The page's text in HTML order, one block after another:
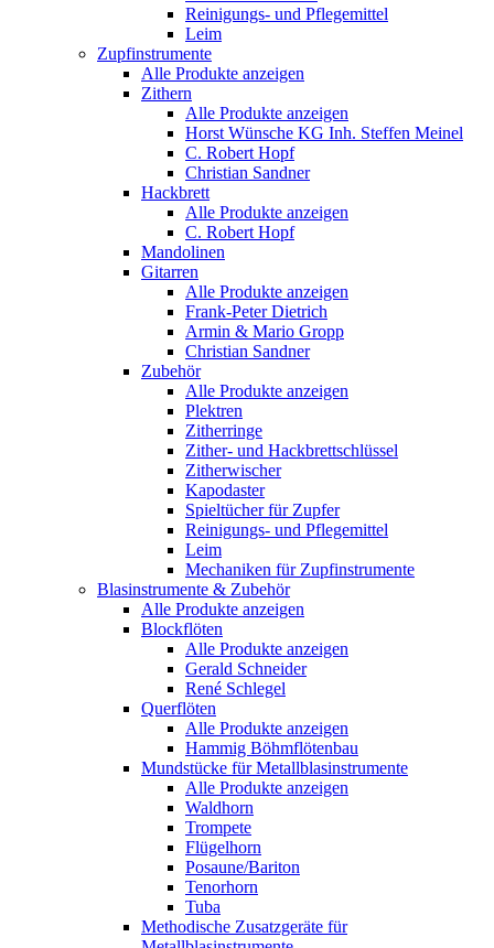
Reinigungs- und Pflegemittel
Leim
Zupfinstrumente
Alle Produkte anzeigen
Zithern
Alle Produkte anzeigen
Horst Wünsche KG Inh. Steffen Meinel
C. Robert Hopf
Christian Sandner
Hackbrett
Alle Produkte anzeigen
C. Robert Hopf
Mandolinen
Gitarren
Alle Produkte anzeigen
Frank-Peter Dietrich
Armin & Mario Gropp
Christian Sandner
Zubehör
Alle Produkte anzeigen
Plektren
Zitherringe
Zither- und Hackbrettschlüssel
Zitherwischer
Kapodaster
Spieltücher für Zupfer
Reinigungs- und Pflegemittel
Leim
Mechaniken für Zupfinstrumente
Blasinstrumente & Zubehör
Alle Produkte anzeigen
Blockflöten
Alle Produkte anzeigen
Gerald Schneider
René Schlegel
Querflöten
Alle Produkte anzeigen
Hammig Böhmflötenbau
Mundstücke für Metallblasinstrumente
Alle Produkte anzeigen
Waldhorn
Trompete
Flügelhorn
Posaune/Bariton
Tenorhorn
Tuba
Methodische Zusatzgeräte für